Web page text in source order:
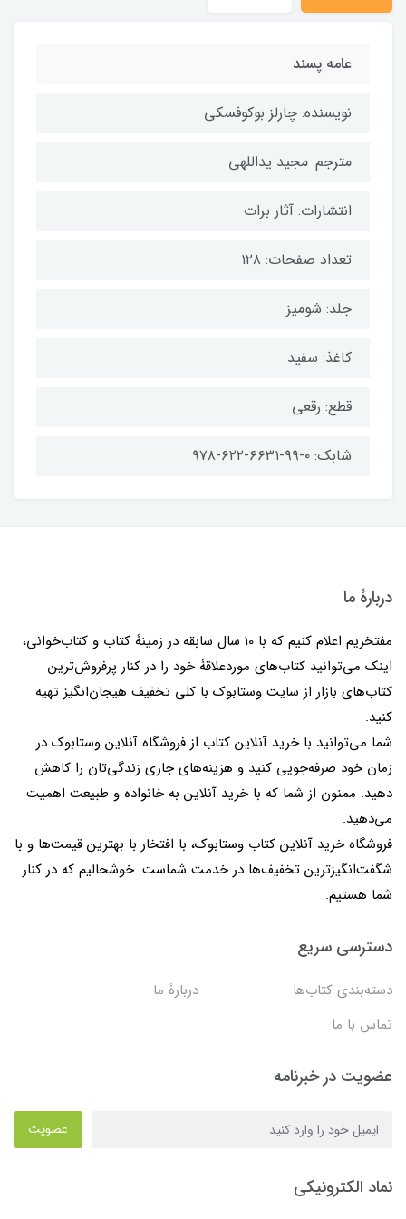
عامه پسند
نویسنده: چارلز بوکوفسکی
مترجم: مجید یداللهی
انتشارات: آثار برات
تعداد صفحات: ۱۲۸
جلد: شومیز
کاغذ: سفید
قطع: رقعی
شابک: ۰-۹۹-۶۶۳۱-۶۲۲-۹۷۸
دربارۀ ما
مفتخریم اعلام کنیم که با 10 سال سابقه در زمینۀ کتاب و کتاب‌خوانی،
اینک می‌توانید کتاب‌های موردعلاقۀ خود را در کنار پرفروش‌ترین
کتاب‌های بازار از سایت وستابوک با کلی تخفیف هیجان‌انگیز تهیه
کنید.
شما می‌توانید با خرید آنلاین کتاب از فروشگاه آنلاین وستابوک در
زمان خود صرفه‌جویی کنید و هزینه‌های جاری زندگی‌تان را کاهش
دهید. ممنون از شما که با خرید آنلاین به خانواده و طبیعت اهمیت
می‌دهید.
فروشگاه خرید آنلاین کتاب وستابوک، با افتخار با بهترین قیمت‌ها و با
شگفت‌انگیزترین تخفیف‌ها در خدمت شماست. خوشحالیم که در کنار
شما هستیم.
دسترسی سریع
دسته‌بندی کتاب‌ها
دربارۀ ما
تماس با ما
عضویت در خبرنامه
عضویت
نماد الکترونیکی